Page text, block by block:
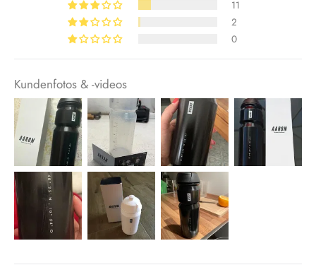
11
2
0
Kundenfotos & -videos